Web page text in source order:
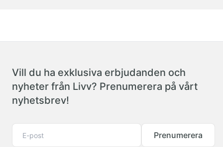
Vill du ha exklusiva erbjudanden och
nyheter från Livv? Prenumerera på vårt
nyhetsbrev!
Prenumerera